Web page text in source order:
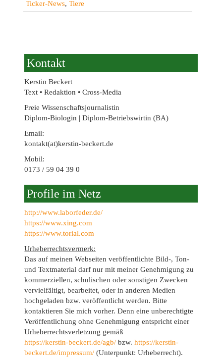
Ticker-News, Tiere
Kontakt
Kerstin Beckert
Text • Redaktion • Cross-Media
Freie Wissenschaftsjournalistin
Diplom-Biologin | Diplom-Betriebswirtin (BA)
Email:
kontakt(at)kerstin-beckert.de
Mobil:
0173 / 59 04 39 0
Profile im Netz
http://www.laborfeder.de/
https://www.xing.com
https://www.torial.com
Urheberrechtsvermerk:
Das auf meinen Webseiten veröffentlichte Bild-, Ton-
und Textmaterial darf nur mit meiner Genehmigung zu
kommerziellen, schulischen oder sonstigen Zwecken
vervielfältigt, bearbeitet, oder in anderen Medien
hochgeladen bzw. veröffentlicht werden. Bitte
kontaktieren Sie mich vorher. Denn eine unberechtigte
Veröffentlichung ohne Genehmigung entspricht einer
Urheberrechtsverletzung gemäß
https://kerstin-beckert.de/agb/ bzw.https://kerstin-
beckert.de/impressum/ (Unterpunkt: Urheberrecht).